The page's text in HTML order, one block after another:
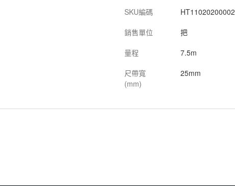
SKU編碼
HT11020200002
銷售單位
把
量程
7.5m
尺帶寬
(mm)
25mm